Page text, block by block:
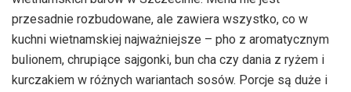
przesadnie rozbudowane, ale zawiera wszystko, co w
kuchni wietnamskiej najważniejsze – pho z aromatycznym
bulionem, chrupiące sajgonki, bun cha czy dania z ryżem i
kurczakiem w różnych wariantach sosów. Porcje są duże i